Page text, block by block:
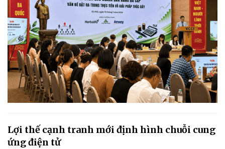
Lợi thế cạnh tranh mới định hình chuỗi cung
ứng điện tử